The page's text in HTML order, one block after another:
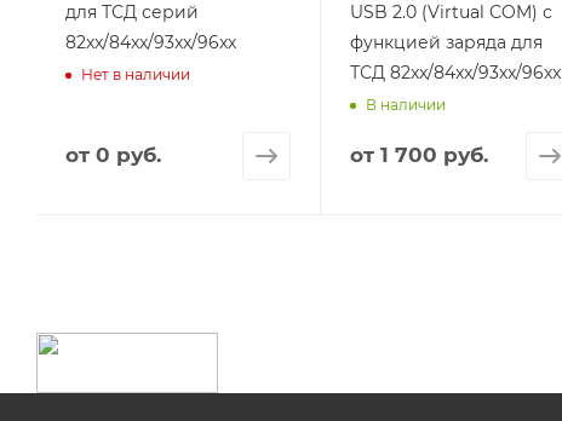
для ТСД серий
82xx/84xx/93xx/96xx
Нет в наличии
от 0 руб.
USB 2.0 (Virtual COM) с
функцией заряда для
ТСД 82xx/84xx/93xx/96xx
В наличии
от 1 700 руб.